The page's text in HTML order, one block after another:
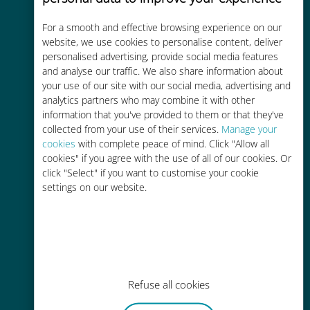
For a smooth and effective browsing experience on our
website, we use cookies to personalise content, deliver
personalised advertising, provide social media features
and analyse our traffic. We also share information about
your use of our site with our social media, advertising and
analytics partners who may combine it with other
information that you've provided to them or that they've
collected from your use of their services. Manage your
cookies with complete peace of mind. Click "Allow all
cookies" if you agree with the use of all of our cookies. Or
click "Select" if you want to customise your cookie
settings on our website.
Refuse all cookies
Kostengünstig
Bis zu 90 % günstiger als Roaming-
Gebühren bei Ihrem bisherigen
Anbieter
Einfaches Aufladen